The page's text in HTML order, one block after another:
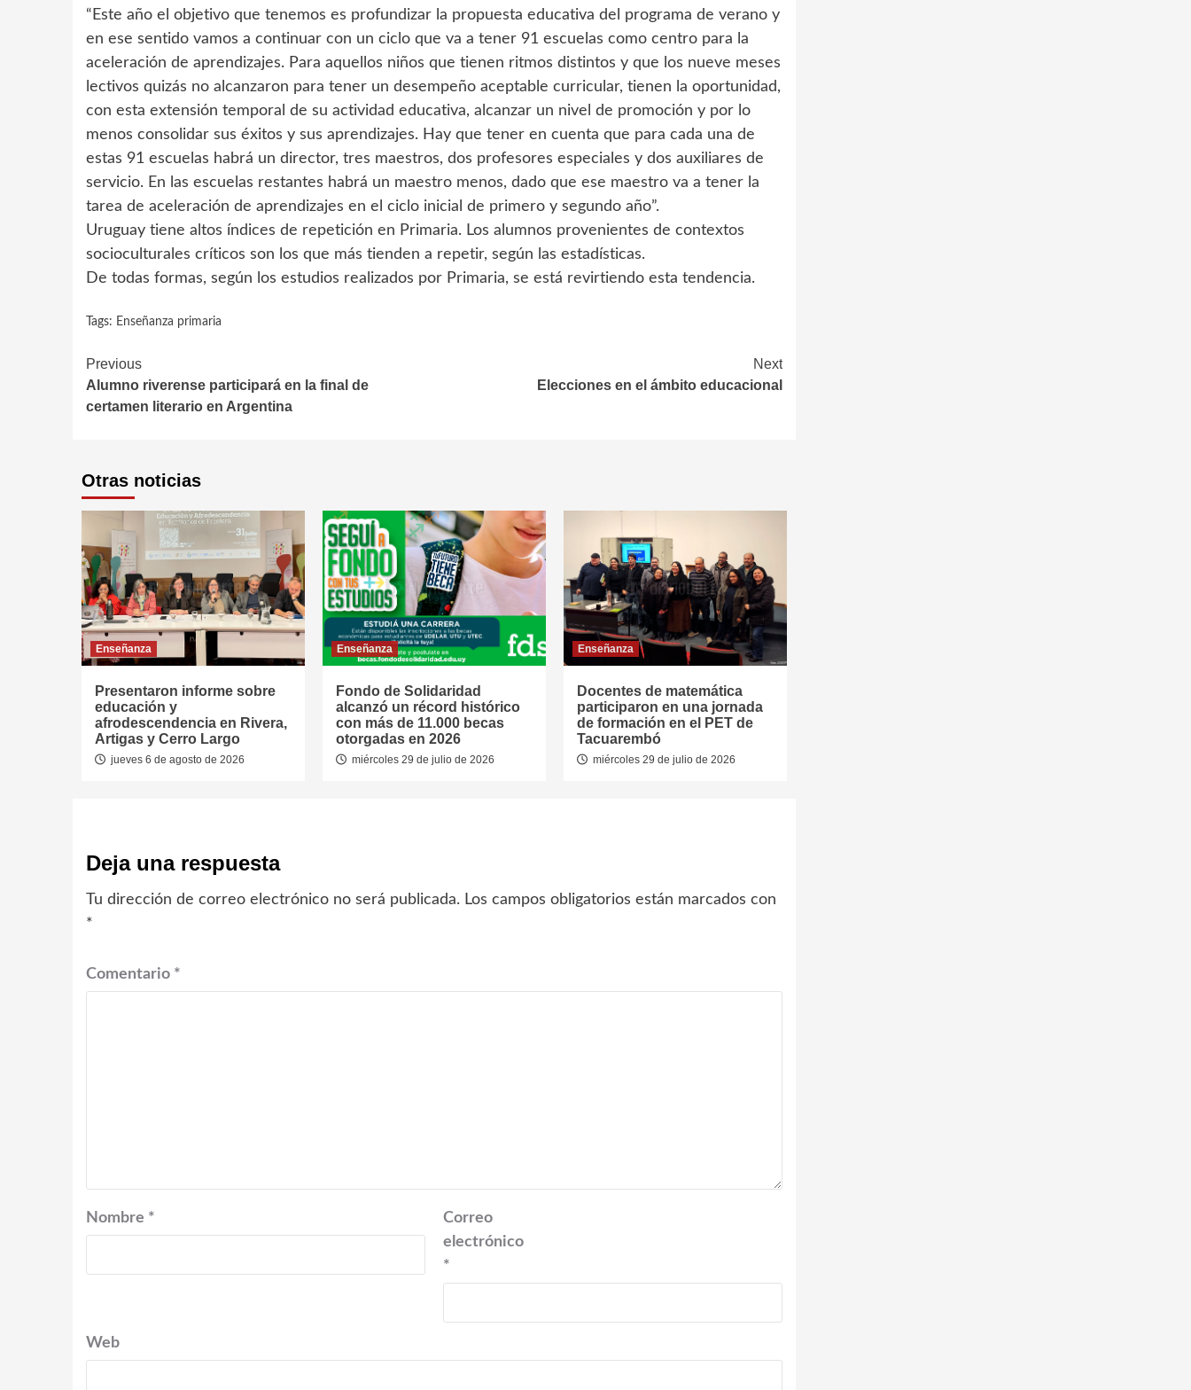
“Este año el objetivo que tenemos es profundizar la propuesta educativa del programa de verano y
en ese sentido vamos a continuar con un ciclo que va a tener 91 escuelas como centro para la
aceleración de aprendizajes. Para aquellos niños que tienen ritmos distintos y que los nueve meses
lectivos quizás no alcanzaron para tener un desempeño aceptable curricular, tienen la oportunidad,
con esta extensión temporal de su actividad educativa, alcanzar un nivel de promoción y por lo
menos consolidar sus éxitos y sus aprendizajes. Hay que tener en cuenta que para cada una de
estas 91 escuelas habrá un director, tres maestros, dos profesores especiales y dos auxiliares de
servicio. En las escuelas restantes habrá un maestro menos, dado que ese maestro va a tener la
tarea de aceleración de aprendizajes en el ciclo inicial de primero y segundo año”.
Uruguay tiene altos índices de repetición en Primaria. Los alumnos provenientes de contextos
socioculturales críticos son los que más tienden a repetir, según las estadísticas.
De todas formas, según los estudios realizados por Primaria, se está revirtiendo esta tendencia.
Tags: Enseñanza primaria
Continue
Reading
Previous
Alumno riverense participará en la final de
certamen literario en Argentina
Next
Elecciones en el ámbito educacional
Otras noticias
Enseñanza
Presentaron informe sobre
educación y
afrodescendencia en Rivera,
Artigas y Cerro Largo
jueves 6 de agosto de 2026
Enseñanza
Fondo de Solidaridad
alcanzó un récord histórico
con más de 11.000 becas
otorgadas en 2026
miércoles 29 de julio de 2026
Enseñanza
Docentes de matemática
participaron en una jornada
de formación en el PET de
Tacuarembó
miércoles 29 de julio de 2026
Deja una respuesta
Tu dirección de correo electrónico no será publicada. Los campos obligatorios están marcados con
*
Comentario *
Nombre *
Correo
electrónico
*
Web